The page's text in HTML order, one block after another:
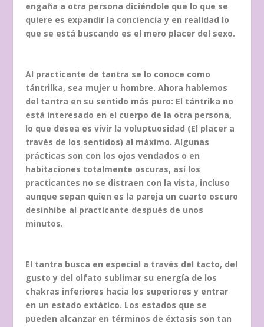
engaña a otra persona diciéndole que lo que se
quiere es expandir la conciencia y en realidad lo
que se está buscando es el mero placer del sexo.
Al practicante de tantra se lo conoce como
tántrilka, sea mujer u hombre. Ahora hablemos
del tantra en su sentido más puro: El tántrika no
está interesado en el cuerpo de la otra persona,
lo que desea es vivir la voluptuosidad (El placer a
través de los sentidos) al máximo. Algunas
prácticas son con los ojos vendados o en
habitaciones totalmente oscuras, así los
practicantes no se distraen con la vista, incluso
aunque sepan quien es la pareja un cuarto oscuro
desinhibe al practicante después de unos
minutos.
El tantra busca en especial a través del tacto, del
gusto y del olfato sublimar su energía de los
chakras inferiores hacia los superiores y entrar
en un estado extático. Los estados que se
pueden alcanzar en términos de éxtasis son tan